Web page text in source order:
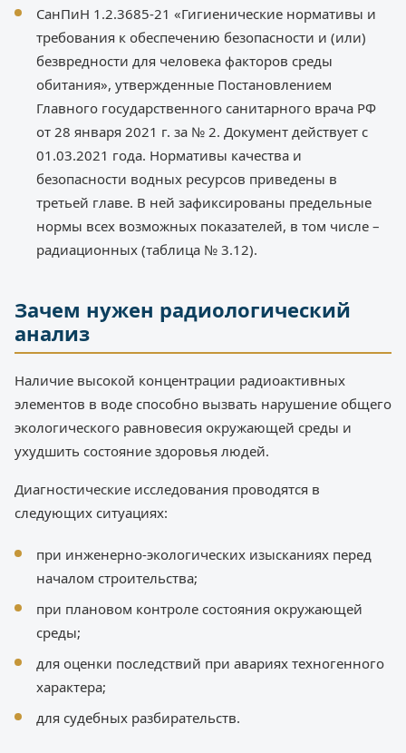
СанПиН 1.2.3685-21 «Гигиенические нормативы и
требования к обеспечению безопасности и (или)
безвредности для человека факторов среды
обитания», утвержденные Постановлением
Главного государственного санитарного врача РФ
от 28 января 2021 г. за № 2. Документ действует с
01.03.2021 года. Нормативы качества и
безопасности водных ресурсов приведены в
третьей главе. В ней зафиксированы предельные
нормы всех возможных показателей, в том числе –
радиационных (таблица № 3.12).
Зачем нужен радиологический
анализ
Наличие высокой концентрации радиоактивных
элементов в воде способно вызвать нарушение общего
экологического равновесия окружающей среды и
ухудшить состояние здоровья людей.
Диагностические исследования проводятся в
следующих ситуациях:
при инженерно-экологических изысканиях перед
началом строительства;
при плановом контроле состояния окружающей
среды;
для оценки последствий при авариях техногенного
характера;
для судебных разбирательств.